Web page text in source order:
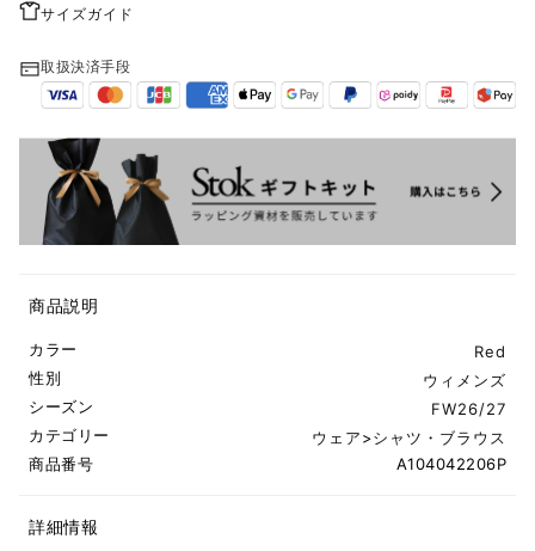
サイズガイド
取扱決済手段
商品説明
カラー
Red
性別
ウィメンズ
シーズン
FW26/27
カテゴリー
ウェア>シャツ・ブラウス
商品番号
A104042206P
詳細情報